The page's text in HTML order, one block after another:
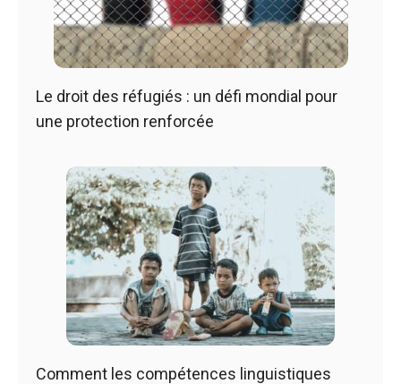
Le droit des réfugiés : un défi mondial pour
une protection renforcée
Comment les compétences linguistiques